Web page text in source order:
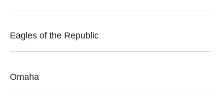
Eagles of the Republic
Omaha